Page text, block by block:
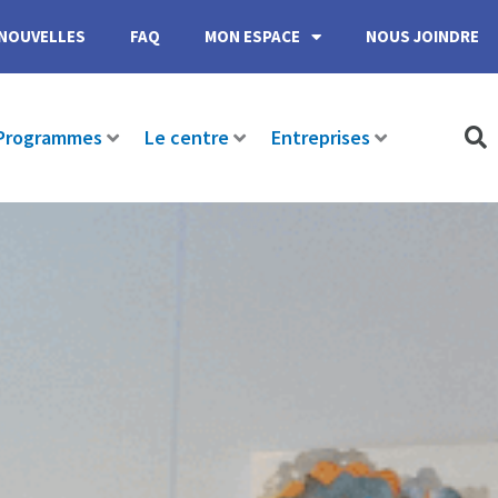
FAQ MON ESPACE NOUS JOINDRE
Le centre Entreprises